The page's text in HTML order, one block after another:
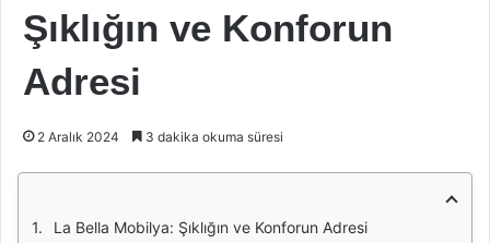
Şıklığın ve Konforun
Adresi
2 Aralık 2024 3 dakika okuma süresi
La Bella Mobilya: Şıklığın ve Konforun Adresi